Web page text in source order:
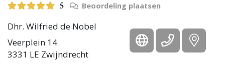
5 Beoordeling plaatsen
Dhr. Wilfried de Nobel
Veerplein 14
3331 LE Zwijndrecht